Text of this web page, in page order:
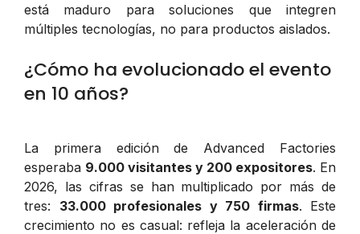
está maduro para soluciones que integren
múltiples tecnologías, no para productos aislados.
¿Cómo ha evolucionado el evento
en 10 años?
La primera edición de Advanced Factories
esperaba 9.000 visitantes y 200 expositores. En
2026, las cifras se han multiplicado por más de
tres: 33.000 profesionales y 750 firmas. Este
crecimiento no es casual: refleja la aceleración de